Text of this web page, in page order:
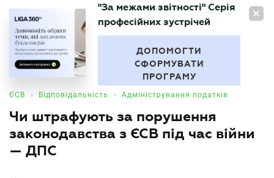
UA
БУХГАЛТЕР
"За межами звітності" Серія
професійних зустрічей
ДОПОМОГТИ
СФОРМУВАТИ
ПРОГРАМУ
ЄСВ • Відповідальність • Адміністрування податків
Чи штрафують за порушення
законодавства з ЄСВ під час війни
— ДПС